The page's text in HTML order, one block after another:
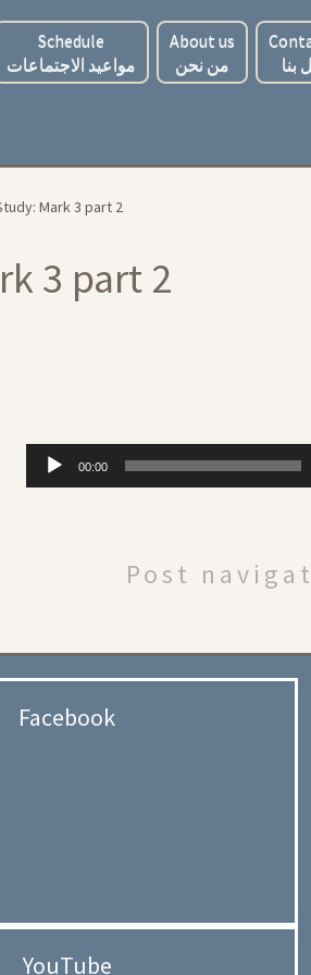
Schedule
مواعيد الاجتماعات
About us
من نحن
بنا
Mark 3 part 2
3 part 2
Audio
Player
00:00
Post
Facebook
YouTube